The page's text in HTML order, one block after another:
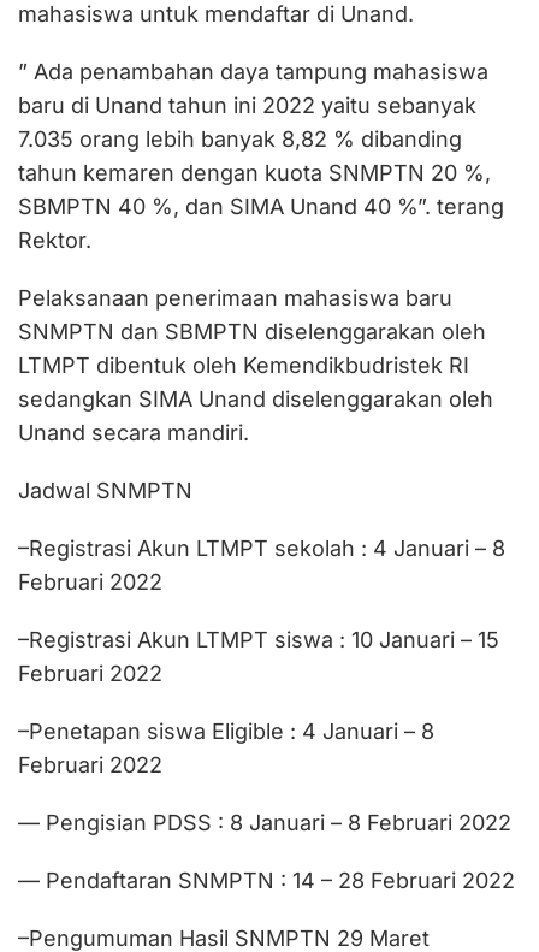
mahasiswa untuk mendaftar di Unand.
” Ada penambahan daya tampung mahasiswa
baru di Unand tahun ini 2022 yaitu sebanyak
7.035 orang lebih banyak 8,82 % dibanding
tahun kemaren dengan kuota SNMPTN 20 %,
SBMPTN 40 %, dan SIMA Unand 40 %”. terang
Rektor.
Pelaksanaan penerimaan mahasiswa baru
SNMPTN dan SBMPTN diselenggarakan oleh
LTMPT dibentuk oleh Kemendikbudristek RI
sedangkan SIMA Unand diselenggarakan oleh
Unand secara mandiri.
Jadwal SNMPTN
–Registrasi Akun LTMPT sekolah : 4 Januari – 8
Februari 2022
–Registrasi Akun LTMPT siswa : 10 Januari – 15
Februari 2022
–Penetapan siswa Eligible : 4 Januari – 8
Februari 2022
— Pengisian PDSS : 8 Januari – 8 Februari 2022
— Pendaftaran SNMPTN : 14 – 28 Februari 2022
–Pengumuman Hasil SNMPTN 29 Maret